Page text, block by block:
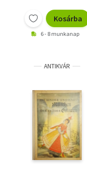
Kosárba
6 - 8 munkanap
ANTIKVÁR